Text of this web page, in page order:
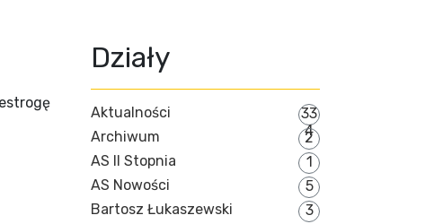
Działy
Aktualności
33
4
Archiwum
2
AS II Stopnia
1
AS Nowości
5
Bartosz Łukaszewski
3